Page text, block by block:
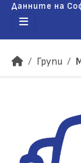
Данните на
Групи